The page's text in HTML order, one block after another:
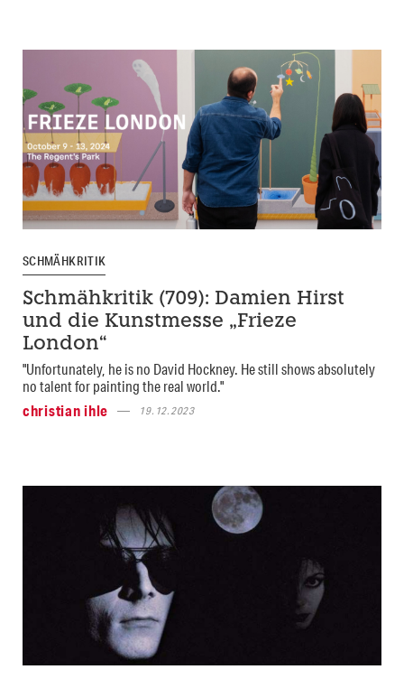
SCHMÄHKRITIK
Schmähkritik (709): Damien Hirst
und die Kunstmesse „Frieze
London“
"Unfortunately, he is no David Hockney. He still shows absolutely
no talent for painting the real world."
christian ihle
19.12.2023